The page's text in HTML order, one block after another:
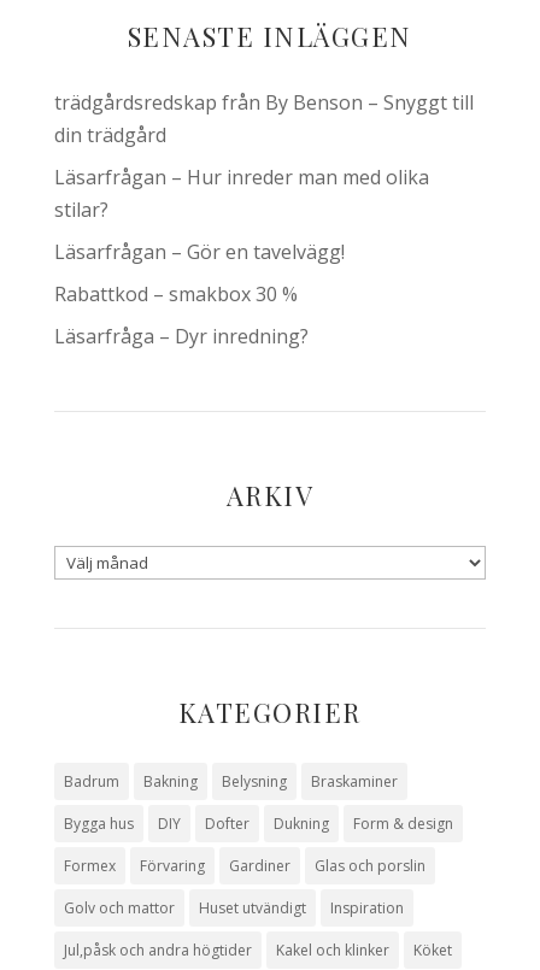
SENASTE INLÄGGEN
trädgårdsredskap från By Benson – Snyggt till
din trädgård
Läsarfrågan – Hur inreder man med olika
stilar?
Läsarfrågan – Gör en tavelvägg!
Rabattkod – smakbox 30 %
Läsarfråga – Dyr inredning?
ARKIV
KATEGORIER
Badrum Bakning Belysning Braskaminer
Bygga hus DIY Dofter Dukning Form & design
Formex Förvaring Gardiner Glas och porslin
Golv och mattor Huset utvändigt Inspiration
Jul,påsk och andra högtider Kakel och klinker Köket